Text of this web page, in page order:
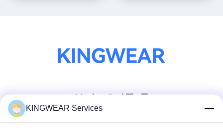
ソーシャル メディア
KINGWEAR Services